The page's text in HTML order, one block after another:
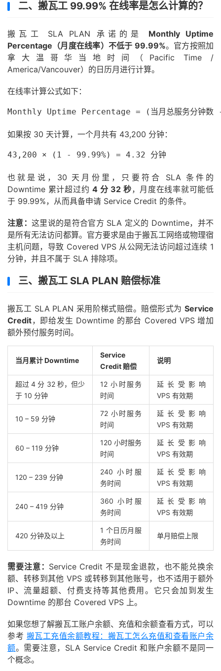
二、搬瓦工 99.99% 在线率是怎么计算的？
搬瓦工 SLA PLAN 承诺的是 Monthly Uptime
Percentage（月度在线率）不低于 99.99%。官方按照加
拿大温哥华当地时间（Pacific Time /
America/Vancouver）的日历月进行计算。
在线率计算公式如下：
Monthly Uptime Percentage = (当月总服务分钟数
如果按 30 天计算，一个月共有 43,200 分钟：
43,200 × (1 - 99.99%) = 4.32 分钟
也就是说，30 天月份里，只要符合 SLA 条件的
Downtime 累计超过约 4 分 32 秒，月度在线率就可能低
于 99.99%，从而具备申请 Service Credit 的条件。
注意： 这里说的是符合官方 SLA 定义的 Downtime，并不
是所有无法访问都算。官方要求是由于搬瓦工网络或物理宿
主机问题，导致 Covered VPS 从公网无法访问超过连续 1
分钟，并且不属于 SLA 排除项。
三、搬瓦工 SLA PLAN 赔偿标准
搬瓦工 SLA PLAN 采用阶梯式赔偿。赔偿形式为 Service
Credit，即给发生 Downtime 的那台 Covered VPS 增加
额外预付服务时间。
当月累计 Downtime
Service
Credit 赔偿
说明
超过 4 分 32 秒，但少
于 10 分钟
12 小时服务
时间
延长受影响
VPS 有效期
10 – 59 分钟
72 小时服务
时间
延长受影响
VPS 有效期
60 – 119 分钟
120 小时服务
时间
延长受影响
VPS 有效期
120 – 239 分钟
240 小时服
务时间
延长受影响
VPS 有效期
240 – 419 分钟
360 小时服
务时间
延长受影响
VPS 有效期
420 分钟及以上
1 个日历月服
务时间
单月赔偿上限
需要注意： Service Credit 不是现金退款，也不能兑换余
额、转移到其他 VPS 或转移到其他账号，也不适用于额外
IP、流量超额、付费支持等其他费用。它只会加到发生
Downtime 的那台 Covered VPS 上。
如果您想了解搬瓦工账户余额、充值和余额查看方式，可以
参考 搬瓦工充值余额教程：搬瓦工怎么充值和查看账户余
额。需要注意，SLA Service Credit 和账户余额不是同一
个概念。